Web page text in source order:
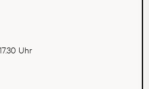
Uhr